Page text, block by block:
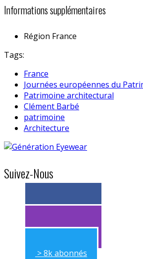
Informations supplémentaires
Région France
Tags:
France
Journées européennes du
Patrimoine architectural
Clément Barbé
patrimoine
Architecture
Suivez-Nous
> 11k abonnés
> 11k abonnés
> 8k abonnés